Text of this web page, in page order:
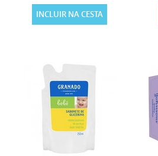
INCLUIR NA CESTA